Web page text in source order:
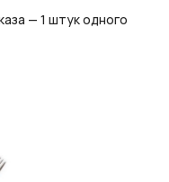
— 1 штук одного